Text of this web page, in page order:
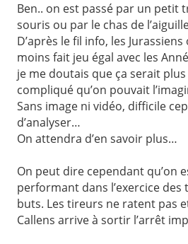
Ben.. on est passé par un petit
souris ou par le chas de
D’après le fil info, les
moins fait jeu égal avec les
je me doutais que ça serait plus
compliqué qu’on pouvait
Sans image ni vidéo, difficile
d’analyser…
On attendra d’en savoir plus…
On peut dire cependant qu’on
performant dans l’exercice des
buts. Les tireurs ne ratent pas
Callens arrive à sortir l’arrêt